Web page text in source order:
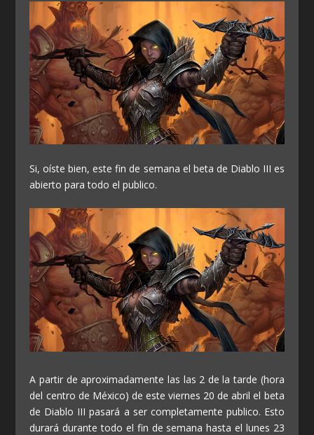
Si, oíste bien, este fin de semana el beta de Diablo III es
abierto para todo el publico.
A partir de aproximadamente las las 2 de la tarde (hora
del centro de México) de este viernes 20 de abril el beta
de Diablo III pasará a ser completamente publico. Esto
durará durante todo el fin de semana hasta el lunes 23